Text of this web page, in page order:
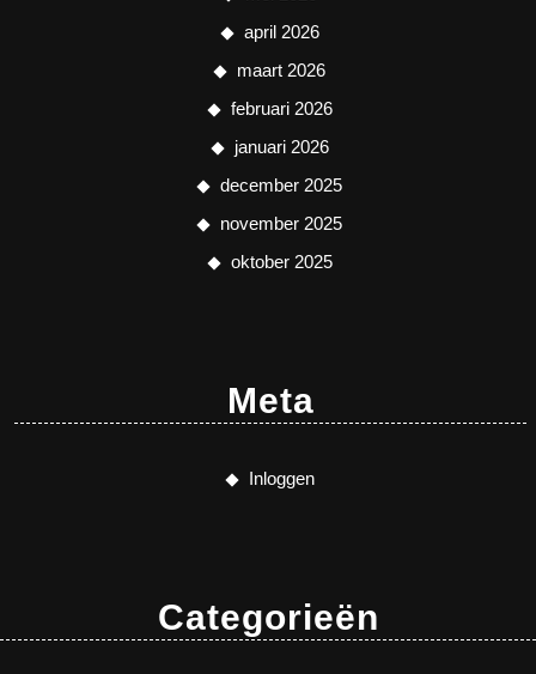
april 2026
maart 2026
februari 2026
januari 2026
december 2025
november 2025
oktober 2025
Meta
Inloggen
Categorieën